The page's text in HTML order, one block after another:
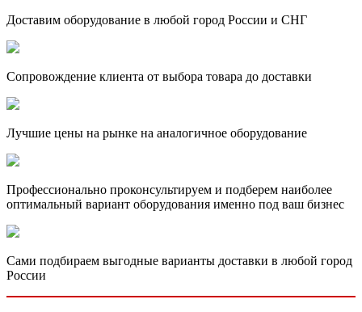
Доставим оборудование в любой город России и СНГ
Сопровождение клиента от выбора товара до доставки
Лучшие цены на рынке на аналогичное оборудование
Профессионально проконсультируем и подберем наиболее
оптимальный вариант оборудования именно под ваш бизнес
Сами подбираем выгодные варианты доставки в любой город
России